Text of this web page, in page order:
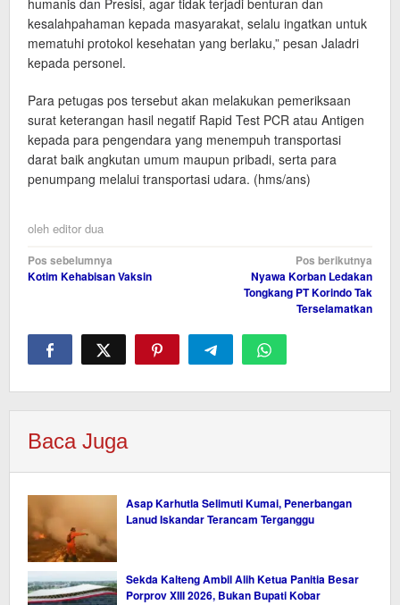
humanis dan Presisi, agar tidak terjadi benturan dan
kesalahpahaman kepada masyarakat, selalu ingatkan untuk
mematuhi protokol kesehatan yang berlaku,” pesan Jaladri
kepada personel.
Para petugas pos tersebut akan melakukan pemeriksaan
surat keterangan hasil negatif Rapid Test PCR atau Antigen
kepada para pengendara yang menempuh transportasi
darat baik angkutan umum maupun pribadi, serta para
penumpang melalui transportasi udara. (hms/ans)
oleh editor dua
Navigasi
pos
Pos sebelumnya
Kotim Kehabisan Vaksin
Pos berikutnya
Nyawa Korban Ledakan
Tongkang PT Korindo Tak
Terselamatkan
Baca Juga
Asap Karhutla Selimuti Kumai, Penerbangan
Lanud Iskandar Terancam Terganggu
Sekda Kalteng Ambil Alih Ketua Panitia Besar
Porprov XIII 2026, Bukan Bupati Kobar